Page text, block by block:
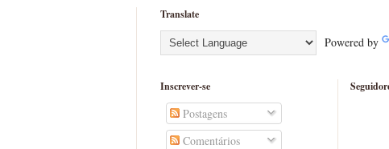
Translate
Powered by
Inscrever-se
Postagens
Comentários